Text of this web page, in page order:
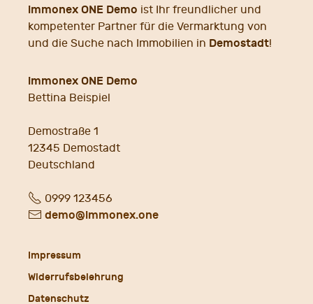
immonex ONE Demo ist Ihr freundlicher und
kompetenter Partner für die Vermarktung von
und die Suche nach Immobilien in Demostadt!
immonex ONE Demo
Bettina Beispiel
Demostraße 1
12345 Demostadt
Deutschland
Fon0999 123456
E- demo@immonex.one
Impressum
Widerrufsbelehrung
Datenschutz